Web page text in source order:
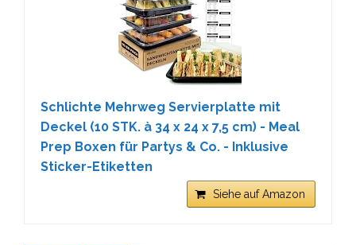
Schlichte Mehrweg Servierplatte mit
Deckel (10 STK. à 34 x 24 x 7,5 cm) - Meal
Prep Boxen für Partys & Co. - Inklusive
Sticker-Etiketten
Siehe auf Amazon